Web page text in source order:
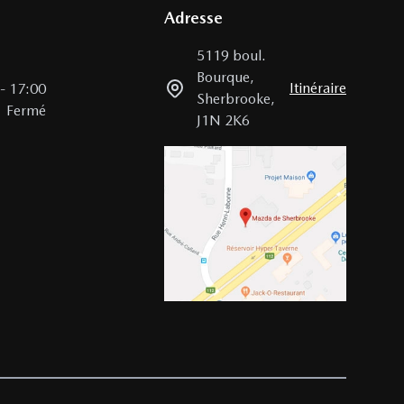
- 17:00
Fermé
Adresse
5119 boul.
Bourque,
Sherbrooke,
J1N 2K6
Itinéraire